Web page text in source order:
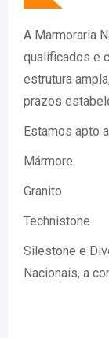
A Marmoraria
qualificados e
estrutura
prazos
Estamos apto
Mármore
Granito
Technistone
Silestone e
Nacionais, a